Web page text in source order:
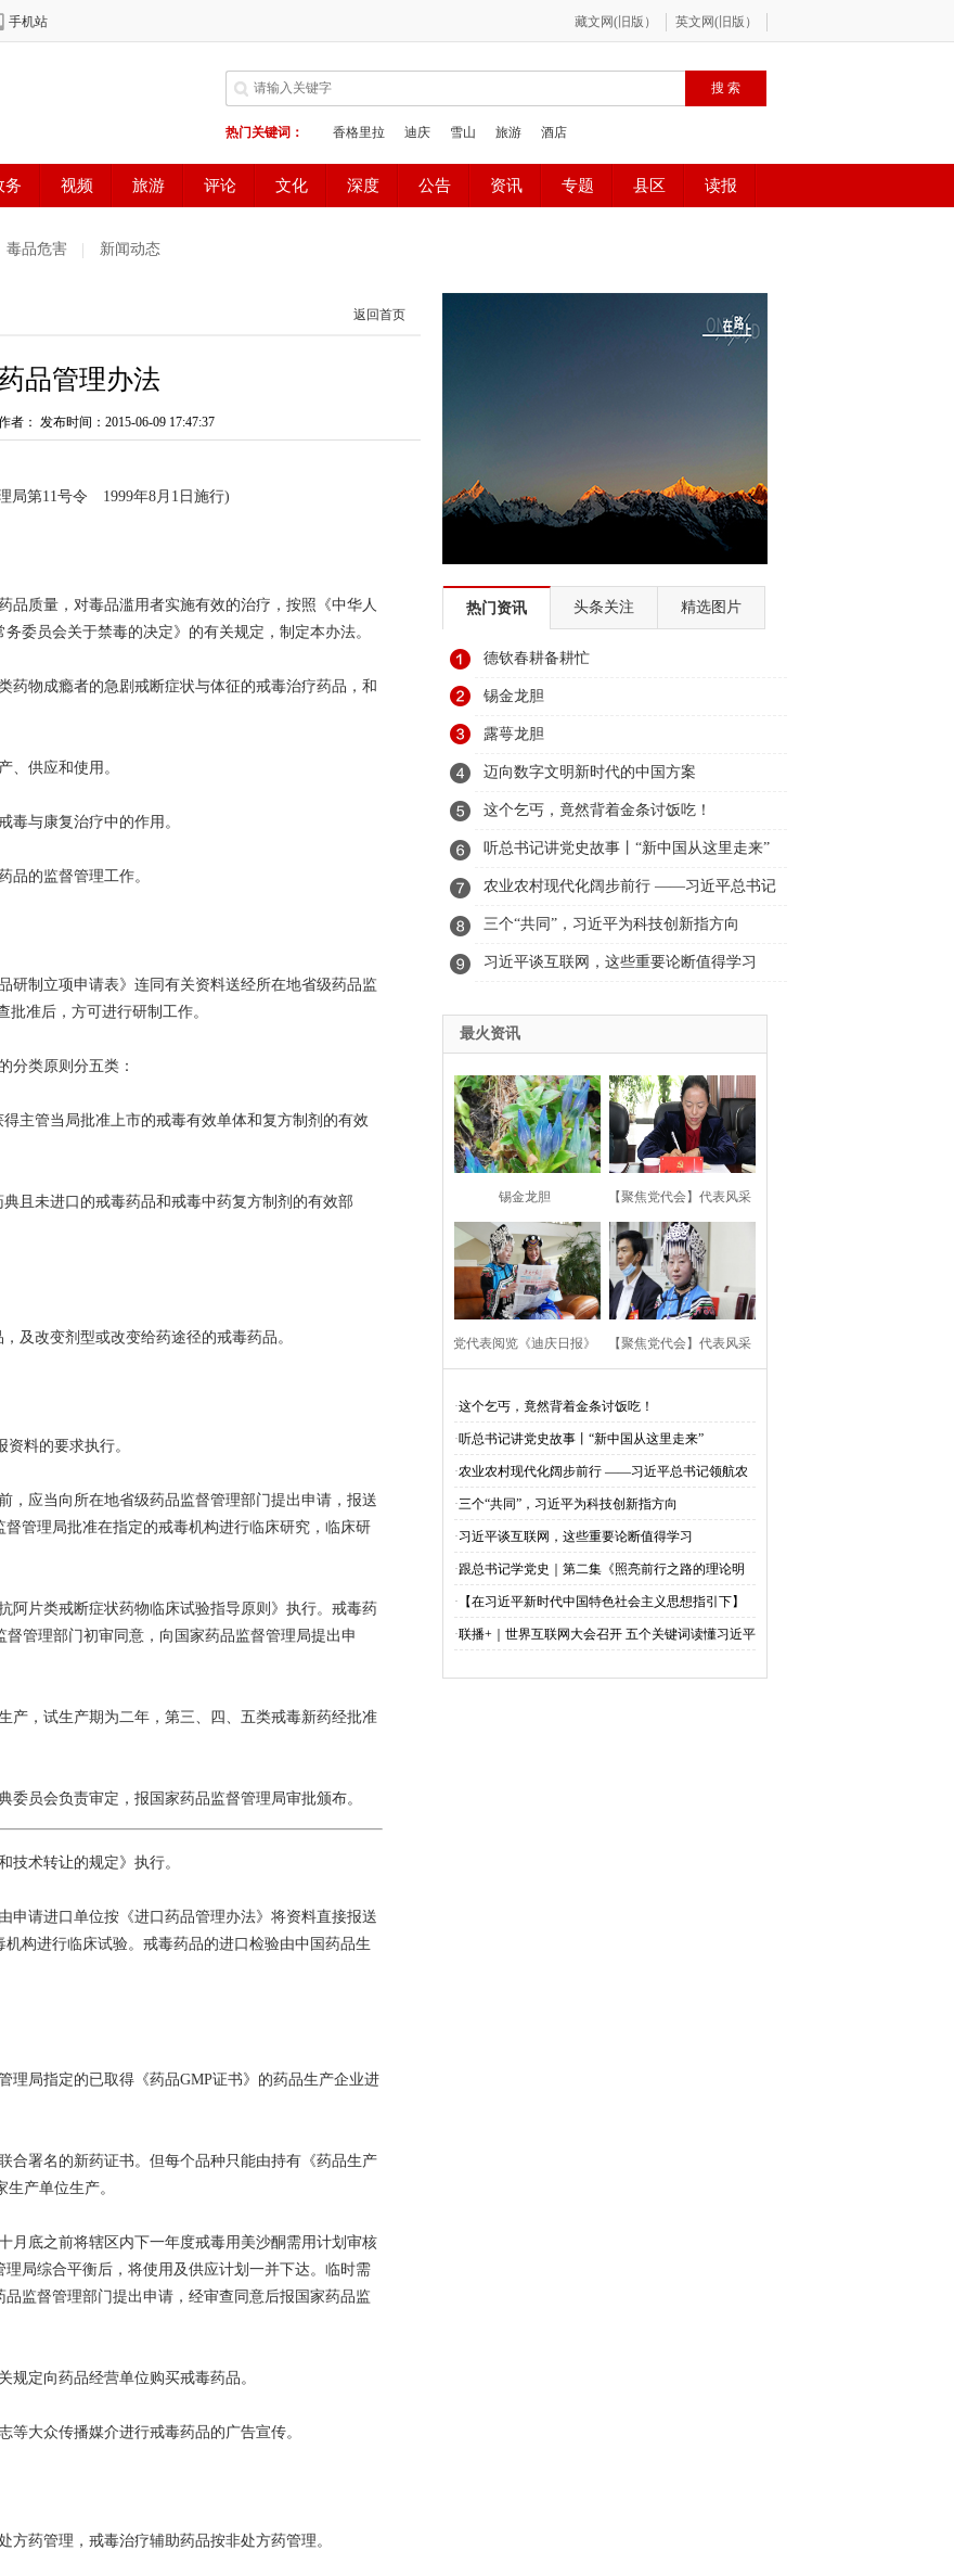
毒品危害 新闻动态
返回首页
品管理办法
者： 发布时间：2015-06-09 17:47:37
局第11号令 1999年8月1日施行)
品质量，对毒品滥用者实施有效的治疗，按照《中华人
委员会关于禁毒的决定》的有关规定，制定本办法。
药物成瘾者的急剧戒断症状与体征的戒毒治疗药品，和
、供应和使用。
毒与康复治疗中的作用。
品的监督管理工作。
研制立项申请表》连同有关资料送经所在地省级药品监
准后，方可进行研制工作。
分类原则分五类：
主管当局批准上市的戒毒有效单体和复方制剂的有效
且未进口的戒毒药品和戒毒中药复方制剂的有效部
及改变剂型或改变给药途径的戒毒药品。
料的要求执行。
，应当向所在地省级药品监督管理部门提出申请，报送
管理局批准在指定的戒毒机构进行临床研究，临床研
阿片类戒断症状药物临床试验指导原则》执行。戒毒药
管理部门初审同意，向国家药品监督管理局提出申
产，试生产期为二年，第三、四、五类戒毒新药经批准
员会负责审定，报国家药品监督管理局审批颁布。
技术转让的规定》执行。
申请进口单位按《进口药品管理办法》将资料直接报送
构进行临床试验。戒毒药品的进口检验由中国药品生
理局指定的已取得《药品GMP证书》的药品生产企业进
合署名的新药证书。但每个品种只能由持有《药品生产
产单位生产。
月底之前将辖区内下一年度戒毒用美沙酮需用计划审核
局综合平衡后，将使用及供应计划一并下达。临时需
监督管理部门提出申请，经审查同意后报国家药品监
规定向药品经营单位购买戒毒药品。
大众传播媒介进行戒毒药品的广告宣传。
药管理，戒毒治疗辅助药品按非处方药管理。
热门资讯 头条关注 精选图片
德钦春耕备耕忙
锡金龙胆
露萼龙胆
迈向数字文明新时代的中国方案
这个乞丐，竟然背着金条讨饭吃！
听总书记讲党史故事丨“新中国从这里走来”
农业农村现代化阔步前行 ——习近平总书记
领航农业农村高质量发展（之三）
三个“共同”，习近平为科技创新指方向
习近平谈互联网，这些重要论断值得学习
最火资讯
锡金龙胆 【聚焦党代会】代表风采
党代表阅览《迪庆日报》 【聚焦党代会】代表风采
·这个乞丐，竟然背着金条讨饭吃！
·听总书记讲党史故事丨“新中国从这里走来”
·农业农村现代化阔步前行 ——习近平总书记领航农
业农村高质量发展（之三）
·三个“共同”，习近平为科技创新指方向
·习近平谈互联网，这些重要论断值得学习
·跟总书记学党史｜第二集《照亮前行之路的理论明
灯》
· 【在习近平新时代中国特色社会主义思想指引下】
聚天下英才 共筑中华民族伟大复兴中国梦
·联播+｜世界互联网大会召开 五个关键词读懂习近平